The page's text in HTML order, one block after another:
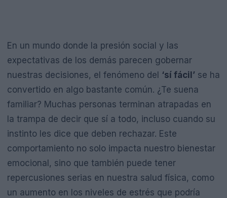
En un mundo donde la presión social y las
expectativas de los demás parecen gobernar
nuestras decisiones, el fenómeno del ‘sí fácil’ se ha
convertido en algo bastante común. ¿Te suena
familiar? Muchas personas terminan atrapadas en
la trampa de decir que sí a todo, incluso cuando su
instinto les dice que deben rechazar. Este
comportamiento no solo impacta nuestro bienestar
emocional, sino que también puede tener
repercusiones serias en nuestra salud física, como
un aumento en los niveles de estrés que podría